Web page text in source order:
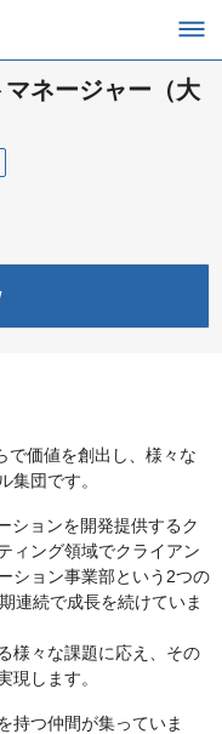
ネージャー（大
で価値を創出し、様々な
集団です。
ションを開発提供するク
ィング領域でクライアン
ション事業部という2つの
連続で成長を続けていま
様々な課題に応え、その
現します。
持つ仲間が集っていま